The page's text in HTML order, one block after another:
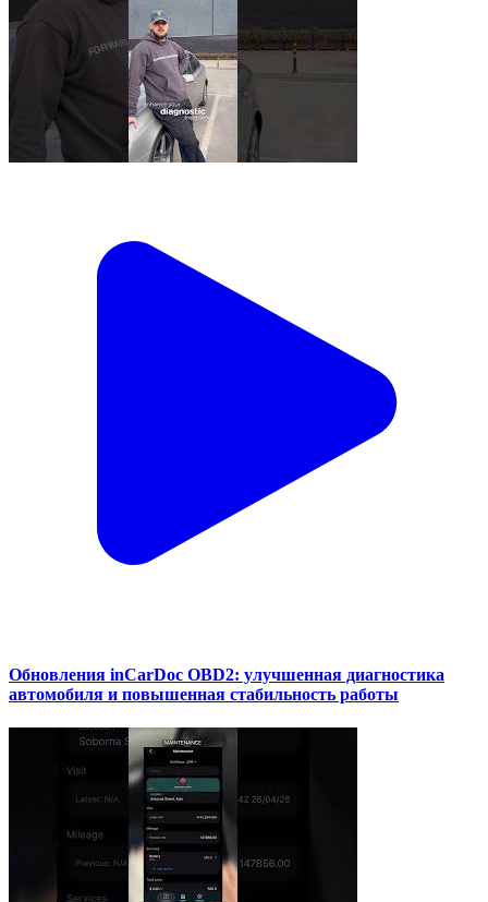
Обновления inCarDoc OBD2: улучшенная диагностика
автомобиля и повышенная стабильность работы